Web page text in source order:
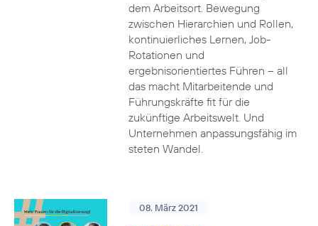
dem Arbeitsort. Bewegung
zwischen Hierarchien und Rollen,
kontinuierliches Lernen, Job-
Rotationen und
ergebnisorientiertes Führen – all
das macht Mitarbeitende und
Führungskräfte fit für die
zukünftige Arbeitswelt. Und
Unternehmen anpassungsfähig im
steten Wandel.
08. März 2021